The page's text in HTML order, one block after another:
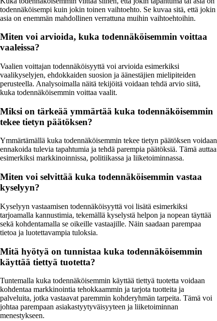
todennäköisempi kuin jokin toinen vaihtoehto. Se kuvaa sitä, että jokin
asia on enemmän mahdollinen verrattuna muihin vaihtoehtoihin.
Miten voi arvioida, kuka todennäköisemmin voittaa
vaaleissa?
Vaalien voittajan todennäköisyyttä voi arvioida esimerkiksi
vaalikyselyjen, ehdokkaiden suosion ja äänestäjien mielipiteiden
perusteella. Analysoimalla näitä tekijöitä voidaan tehdä arvio siitä,
kuka todennäköisemmin voittaa vaalit.
Miksi on tärkeää ymmärtää kuka todennäköisemmin
tekee tietyn päätöksen?
Ymmärtämällä kuka todennäköisemmin tekee tietyn päätöksen voidaan
ennakoida tulevia tapahtumia ja tehdä parempia päätöksiä. Tämä auttaa
esimerkiksi markkinoinnissa, politiikassa ja liiketoiminnassa.
Miten voi selvittää kuka todennäköisemmin vastaa
kyselyyn?
Kyselyyn vastaamisen todennäköisyyttä voi lisätä esimerkiksi
tarjoamalla kannustimia, tekemällä kyselystä helpon ja nopean täyttää
sekä kohdentamalla se oikeille vastaajille. Näin saadaan parempaa
tietoa ja luotettavampia tuloksia.
Mitä hyötyä on tunnistaa kuka todennäköisemmin
käyttää tiettyä tuotetta?
Tuntemalla kuka todennäköisemmin käyttää tiettyä tuotetta voidaan
kohdentaa markkinointia tehokkaammin ja tarjota tuotteita ja
palveluita, jotka vastaavat paremmin kohderyhmän tarpeita. Tämä voi
johtaa parempaan asiakastyytyväisyyteen ja liiketoiminnan
menestykseen.